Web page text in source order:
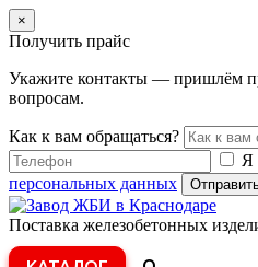
×
Получить прайс
Укажите контакты — пришлём
вопросам.
Как к вам обращаться?
Я
персональных данных
Поставка железобетонных